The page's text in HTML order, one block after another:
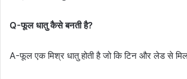
Q-फूल धातु कैसे बनती है?
A-फूल एक मिश्र धातु होती है जो कि टिन और लेड से